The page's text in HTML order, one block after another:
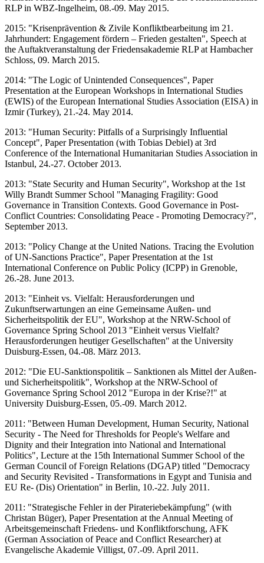
RLP in WBZ-Ingelheim, 08.-09. May 2015.
2015: "Krisenprävention & Zivile Konfliktbearbeitung im 21.
Jahrhundert: Engagement fördern – Frieden gestalten", Speech at
the Auftaktveranstaltung der Friedensakademie RLP at Hambacher
Schloss, 09. March 2015.
2014: "The Logic of Unintended Consequences", Paper
Presentation at the European Workshops in International Studies
(EWIS) of the European International Studies Association (EISA) in
Izmir (Turkey), 21.-24. May 2014.
2013: "Human Security: Pitfalls of a Surprisingly Influential
Concept", Paper Presentation (with Tobias Debiel) at 3rd
Conference of the International Humanitarian Studies Association in
Istanbul, 24.-27. October 2013.
2013: "State Security and Human Security", Workshop at the 1st
Willy Brandt Summer School "Managing Fragility: Good
Governance in Transition Contexts. Good Governance in Post-
Conflict Countries: Consolidating Peace - Promoting Democracy?",
September 2013.
2013: "Policy Change at the United Nations. Tracing the Evolution
of UN-Sanctions Practice", Paper Presentation at the 1st
International Conference on Public Policy (ICPP) in Grenoble,
26.-28. June 2013.
2013: "Einheit vs. Vielfalt: Herausforderungen und
Zukunftserwartungen an eine Gemeinsame Außen- und
Sicherheitspolitik der EU", Workshop at the NRW-School of
Governance Spring School 2013 "Einheit versus Vielfalt?
Herausforderungen heutiger Gesellschaften" at the University
Duisburg-Essen, 04.-08. März 2013.
2012: "Die EU-Sanktionspolitik – Sanktionen als Mittel der Außen-
und Sicherheitspolitik", Workshop at the NRW-School of
Governance Spring School 2012 "Europa in der Krise?!" at
University Duisburg-Essen, 05.-09. March 2012.
2011: "Between Human Development, Human Security, National
Security - The Need for Thresholds for People's Welfare and
Dignity and their Integration into National and International
Politics", Lecture at the 15th International Summer School of the
German Council of Foreign Relations (DGAP) titled "Democracy
and Security Revisited - Transformations in Egypt and Tunisia and
EU Re- (Dis) Orientation" in Berlin, 10.-22. July 2011.
2011: "Strategische Fehler in der Pirateriebekämpfung" (with
Christan Büger), Paper Presentation at the Annual Meeting of
Arbeitsgemeinschaft Friedens- und Konfliktforschung, AFK
(German Association of Peace and Conflict Researcher) at
Evangelische Akademie Villigst, 07.-09. April 2011.